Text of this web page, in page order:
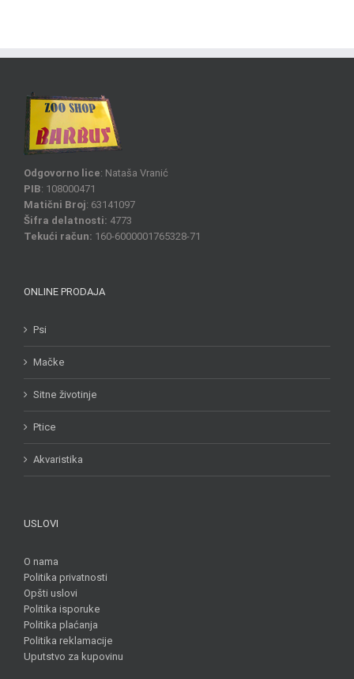
Odgovorno lice: Nataša Vranić
PIB: 108000471
Matični Broj: 63141097
Šifra delatnosti: 4773
Tekući račun: 160-6000001765328-71
ONLINE PRODAJA
Psi
Mačke
Sitne životinje
Ptice
Akvaristika
USLOVI
O nama
Politika privatnosti
Opšti uslovi
Politika isporuke
Politika plaćanja
Politika reklamacije
Uputstvo za kupovinu